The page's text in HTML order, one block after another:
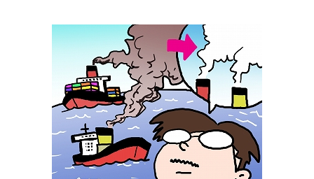
総合型選抜・学校推薦型選抜 募
大学入学共通テスト利用選抜の
募集要項＆願書
大学・短大以外の資料から請求
専門学校の資料請求 大学院の資料請求